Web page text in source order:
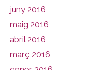
juny 2016
maig 2016
abril 2016
març 2016